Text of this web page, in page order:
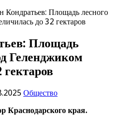
Кондратьев: Площадь лесного
до 32 гектаров
Площадь
Геленджиком
гектаров
Общество
Краснодарского края.